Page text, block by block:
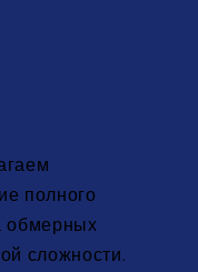
полного
обмерных
сложности.